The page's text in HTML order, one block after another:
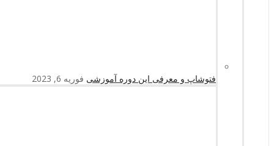
فتوشاپ و معرفی این دوره آموزشی فوریه 6, 2023